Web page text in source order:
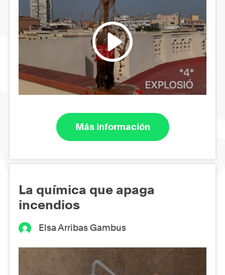
Más información
La química que apaga
incendios
Elsa Arribas Gambus